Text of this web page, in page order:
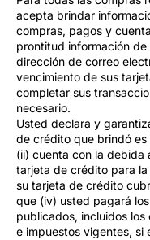
acepta brindar
compras, pagos y
prontitud información
dirección de correo
vencimiento de sus
completar sus
necesario.
Usted declara y
de crédito que brindó
(ii) cuenta con la debida
tarjeta de crédito para
su tarjeta de crédito
que (iv) usted pagará
publicados, incluidos
e impuestos vigentes, si